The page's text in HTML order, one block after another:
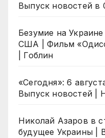
Выпуск новостей в
Безумие на
США | Фильм
| Гоблин
«Сегодня»: 6
Выпуск новостей |
Николай Азаров в
будущее Украины |